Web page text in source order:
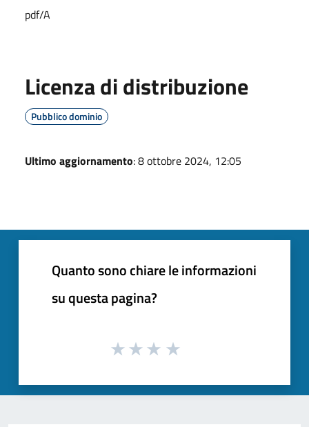
pdf/A
Licenza di distribuzione
Pubblico dominio
Ultimo aggiornamento: 8 ottobre 2024, 12:05
Quanto sono chiare le informazioni
su questa pagina?